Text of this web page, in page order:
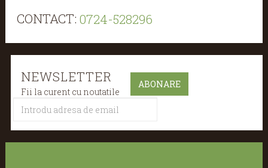
CONTACT: 0724-528296
NEWSLETTER
Fii la curent cu noutatile